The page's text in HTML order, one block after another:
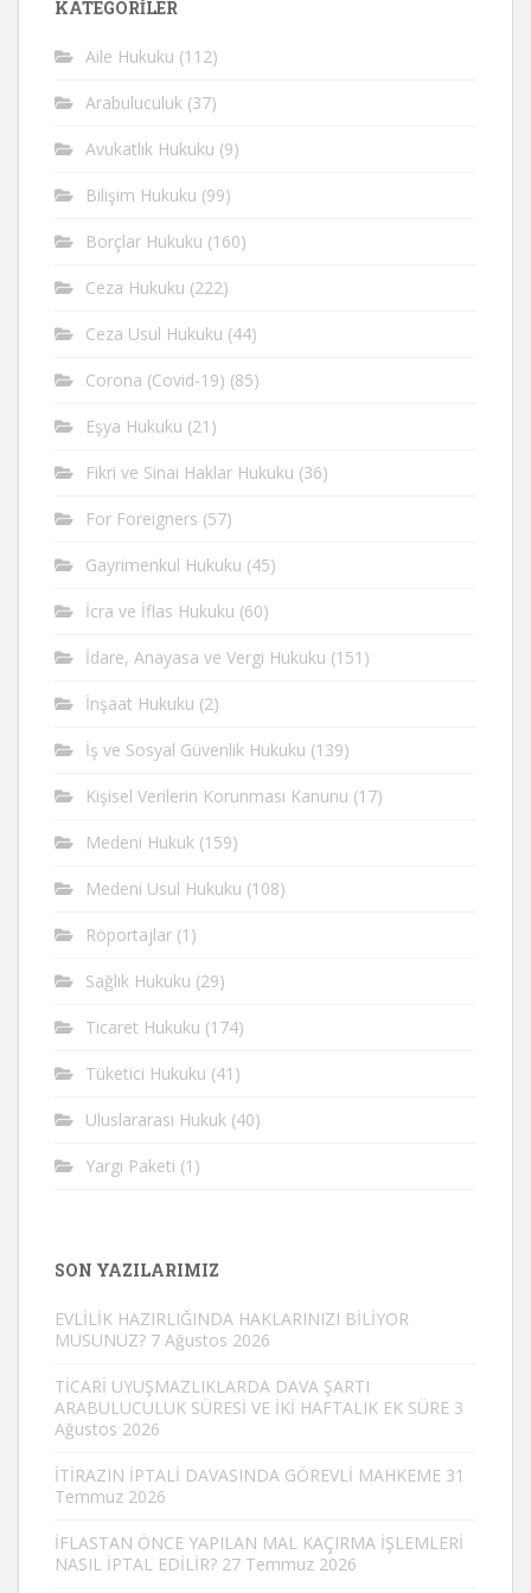
KATEGORİLER
Aile Hukuku (112)
Arabuluculuk (37)
Avukatlık Hukuku (9)
Bilişim Hukuku (99)
Borçlar Hukuku (160)
Ceza Hukuku (222)
Ceza Usul Hukuku (44)
Corona (Covid-19) (85)
Eşya Hukuku (21)
Fikri ve Sinai Haklar Hukuku (36)
For Foreigners (57)
Gayrimenkul Hukuku (45)
İcra ve İflas Hukuku (60)
İdare, Anayasa ve Vergi Hukuku (151)
İnşaat Hukuku (2)
İş ve Sosyal Güvenlik Hukuku (139)
Kişisel Verilerin Korunması Kanunu (17)
Medeni Hukuk (159)
Medeni Usul Hukuku (108)
Röportajlar (1)
Sağlık Hukuku (29)
Ticaret Hukuku (174)
Tüketici Hukuku (41)
Uluslararası Hukuk (40)
Yargı Paketi (1)
SON YAZILARIMIZ
EVLİLİK HAZIRLIĞINDA HAKLARINIZI BİLİYOR
MUSUNUZ? 7 Ağustos 2026
TİCARİ UYUŞMAZLIKLARDA DAVA ŞARTI
ARABULUCULUK SÜRESİ VE İKİ HAFTALIK EK SÜRE 3
Ağustos 2026
İTİRAZIN İPTALİ DAVASINDA GÖREVLİ MAHKEME 31
Temmuz 2026
İFLASTAN ÖNCE YAPILAN MAL KAÇIRMA İŞLEMLERİ
NASIL İPTAL EDİLİR? 27 Temmuz 2026